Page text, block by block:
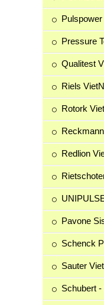
Pulspower
Pressure
Qualitest
Riels
Rotork
Redlion
Pavone
Schenck
Sauter
Schubert